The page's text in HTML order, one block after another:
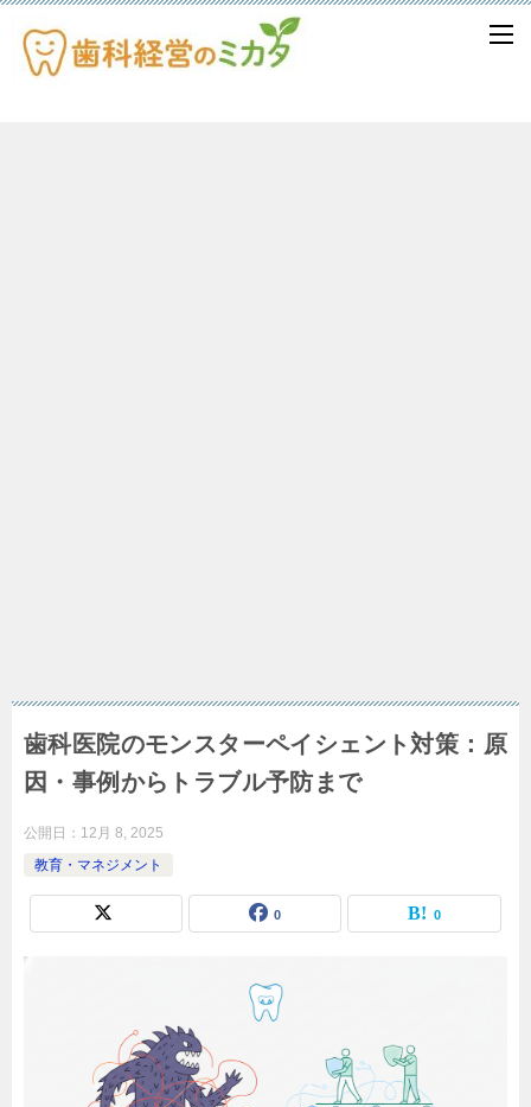
歯科医院のモンスターペイシェント対策：原
因・事例からトラブル予防まで
公開日： 12月 8, 2025
教育・マネジメント
0 0